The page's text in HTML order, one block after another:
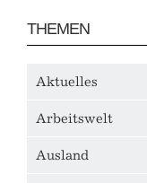
THEMEN
Aktuelles
Arbeitswelt
Ausland